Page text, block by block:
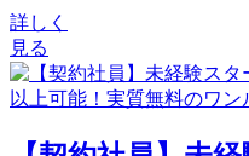
詳しく
見る